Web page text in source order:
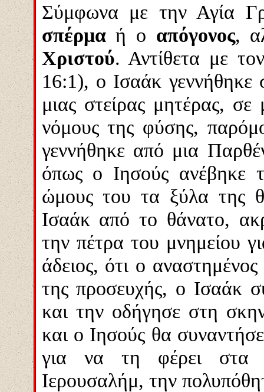
Σύμφωνα με την Αγία
σπέρμαή ο απόγονος,
Χριστού. Αντίθετα με
16:1), ο Ισαάκ γεννήθηκε
μιας στείρας μητέρας, σε
νόμους της φύσης,
γεννήθηκε από μια
όπως ο Ιησούς ανέβηκε
ώμους του τα ξύλα της
Ισαάκ από το θάνατο,
την πέτρα του μνημείου
άδειος, ότι ο
της προσευχής, ο Ισαάκ
και την οδήγησε στη
και ο Ιησούς θα
για να τη φέρει στα
Ιερουσαλήμ, την